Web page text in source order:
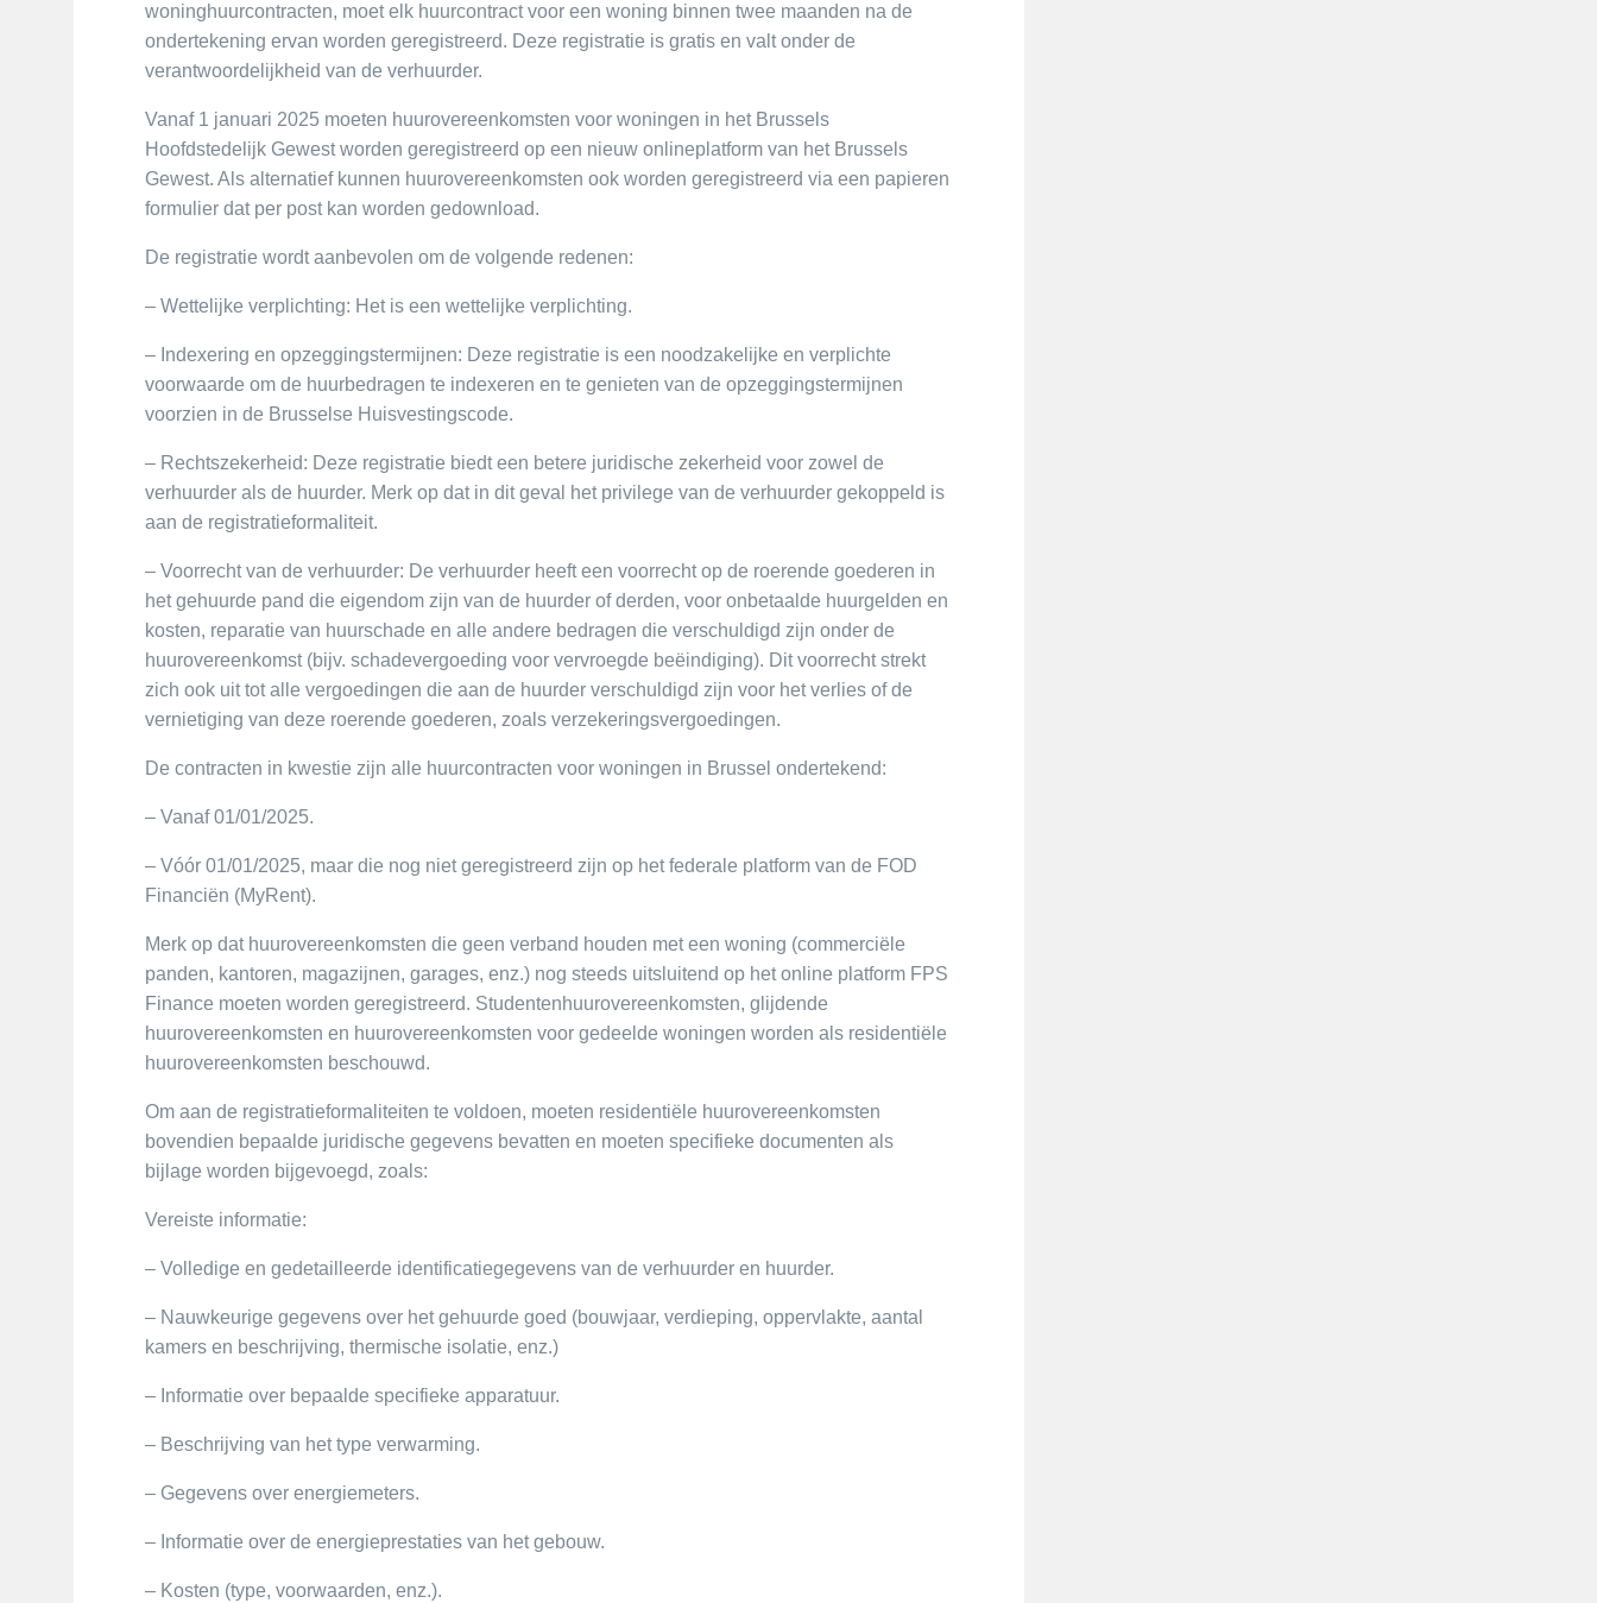
woninghuurcontracten, moet elk huurcontract voor een woning binnen twee maanden na de
ondertekening ervan worden geregistreerd. Deze registratie is gratis en valt onder de
verantwoordelijkheid van de verhuurder.
Vanaf 1 januari 2025 moeten huurovereenkomsten voor woningen in het Brussels
Hoofdstedelijk Gewest worden geregistreerd op een nieuw onlineplatform van het Brussels
Gewest. Als alternatief kunnen huurovereenkomsten ook worden geregistreerd via een papieren
formulier dat per post kan worden gedownload.
De registratie wordt aanbevolen om de volgende redenen:
– Wettelijke verplichting: Het is een wettelijke verplichting.
– Indexering en opzeggingstermijnen: Deze registratie is een noodzakelijke en verplichte
voorwaarde om de huurbedragen te indexeren en te genieten van de opzeggingstermijnen
voorzien in de Brusselse Huisvestingscode.
– Rechtszekerheid: Deze registratie biedt een betere juridische zekerheid voor zowel de
verhuurder als de huurder. Merk op dat in dit geval het privilege van de verhuurder gekoppeld is
aan de registratieformaliteit.
– Voorrecht van de verhuurder: De verhuurder heeft een voorrecht op de roerende goederen in
het gehuurde pand die eigendom zijn van de huurder of derden, voor onbetaalde huurgelden en
kosten, reparatie van huurschade en alle andere bedragen die verschuldigd zijn onder de
huurovereenkomst (bijv. schadevergoeding voor vervroegde beëindiging). Dit voorrecht strekt
zich ook uit tot alle vergoedingen die aan de huurder verschuldigd zijn voor het verlies of de
vernietiging van deze roerende goederen, zoals verzekeringsvergoedingen.
De contracten in kwestie zijn alle huurcontracten voor woningen in Brussel ondertekend:
– Vanaf 01/01/2025.
– Vóór 01/01/2025, maar die nog niet geregistreerd zijn op het federale platform van de FOD
Financiën (MyRent).
Merk op dat huurovereenkomsten die geen verband houden met een woning (commerciële
panden, kantoren, magazijnen, garages, enz.) nog steeds uitsluitend op het online platform FPS
Finance moeten worden geregistreerd. Studentenhuurovereenkomsten, glijdende
huurovereenkomsten en huurovereenkomsten voor gedeelde woningen worden als residentiële
huurovereenkomsten beschouwd.
Om aan de registratieformaliteiten te voldoen, moeten residentiële huurovereenkomsten
bovendien bepaalde juridische gegevens bevatten en moeten specifieke documenten als
bijlage worden bijgevoegd, zoals:
Vereiste informatie:
– Volledige en gedetailleerde identificatiegegevens van de verhuurder en huurder.
– Nauwkeurige gegevens over het gehuurde goed (bouwjaar, verdieping, oppervlakte, aantal
kamers en beschrijving, thermische isolatie, enz.)
– Informatie over bepaalde specifieke apparatuur.
– Beschrijving van het type verwarming.
– Gegevens over energiemeters.
– Informatie over de energieprestaties van het gebouw.
– Kosten (type, voorwaarden, enz.).